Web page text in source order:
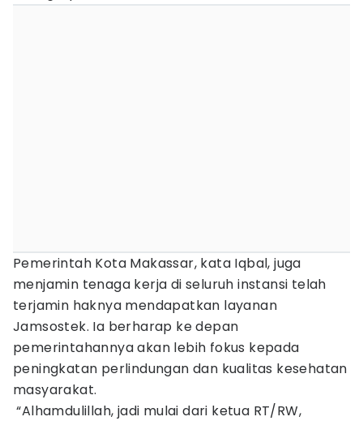
Pemerintah Kota Makassar, kata Iqbal, juga
menjamin tenaga kerja di seluruh instansi telah
terjamin haknya mendapatkan layanan
Jamsostek. Ia berharap ke depan
pemerintahannya akan lebih fokus kepada
peningkatan perlindungan dan kualitas kesehatan
masyarakat.
“Alhamdulillah, jadi mulai dari ketua RT/RW,